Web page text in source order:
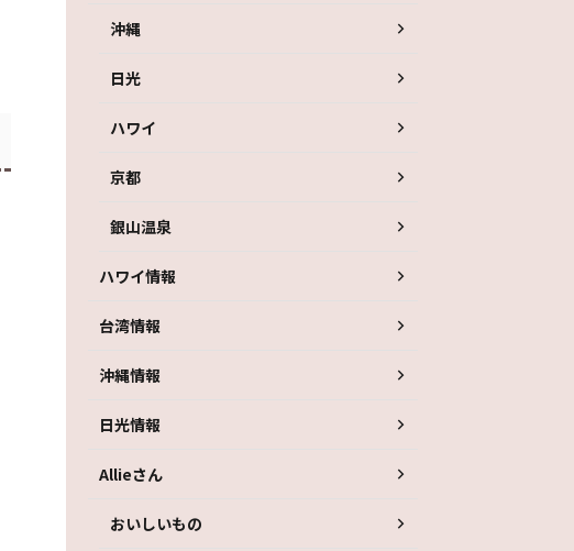
沖縄
日光
ハワイ
京都
銀山温泉
ハワイ情報
台湾情報
沖縄情報
日光情報
Allieさん
おいしいもの